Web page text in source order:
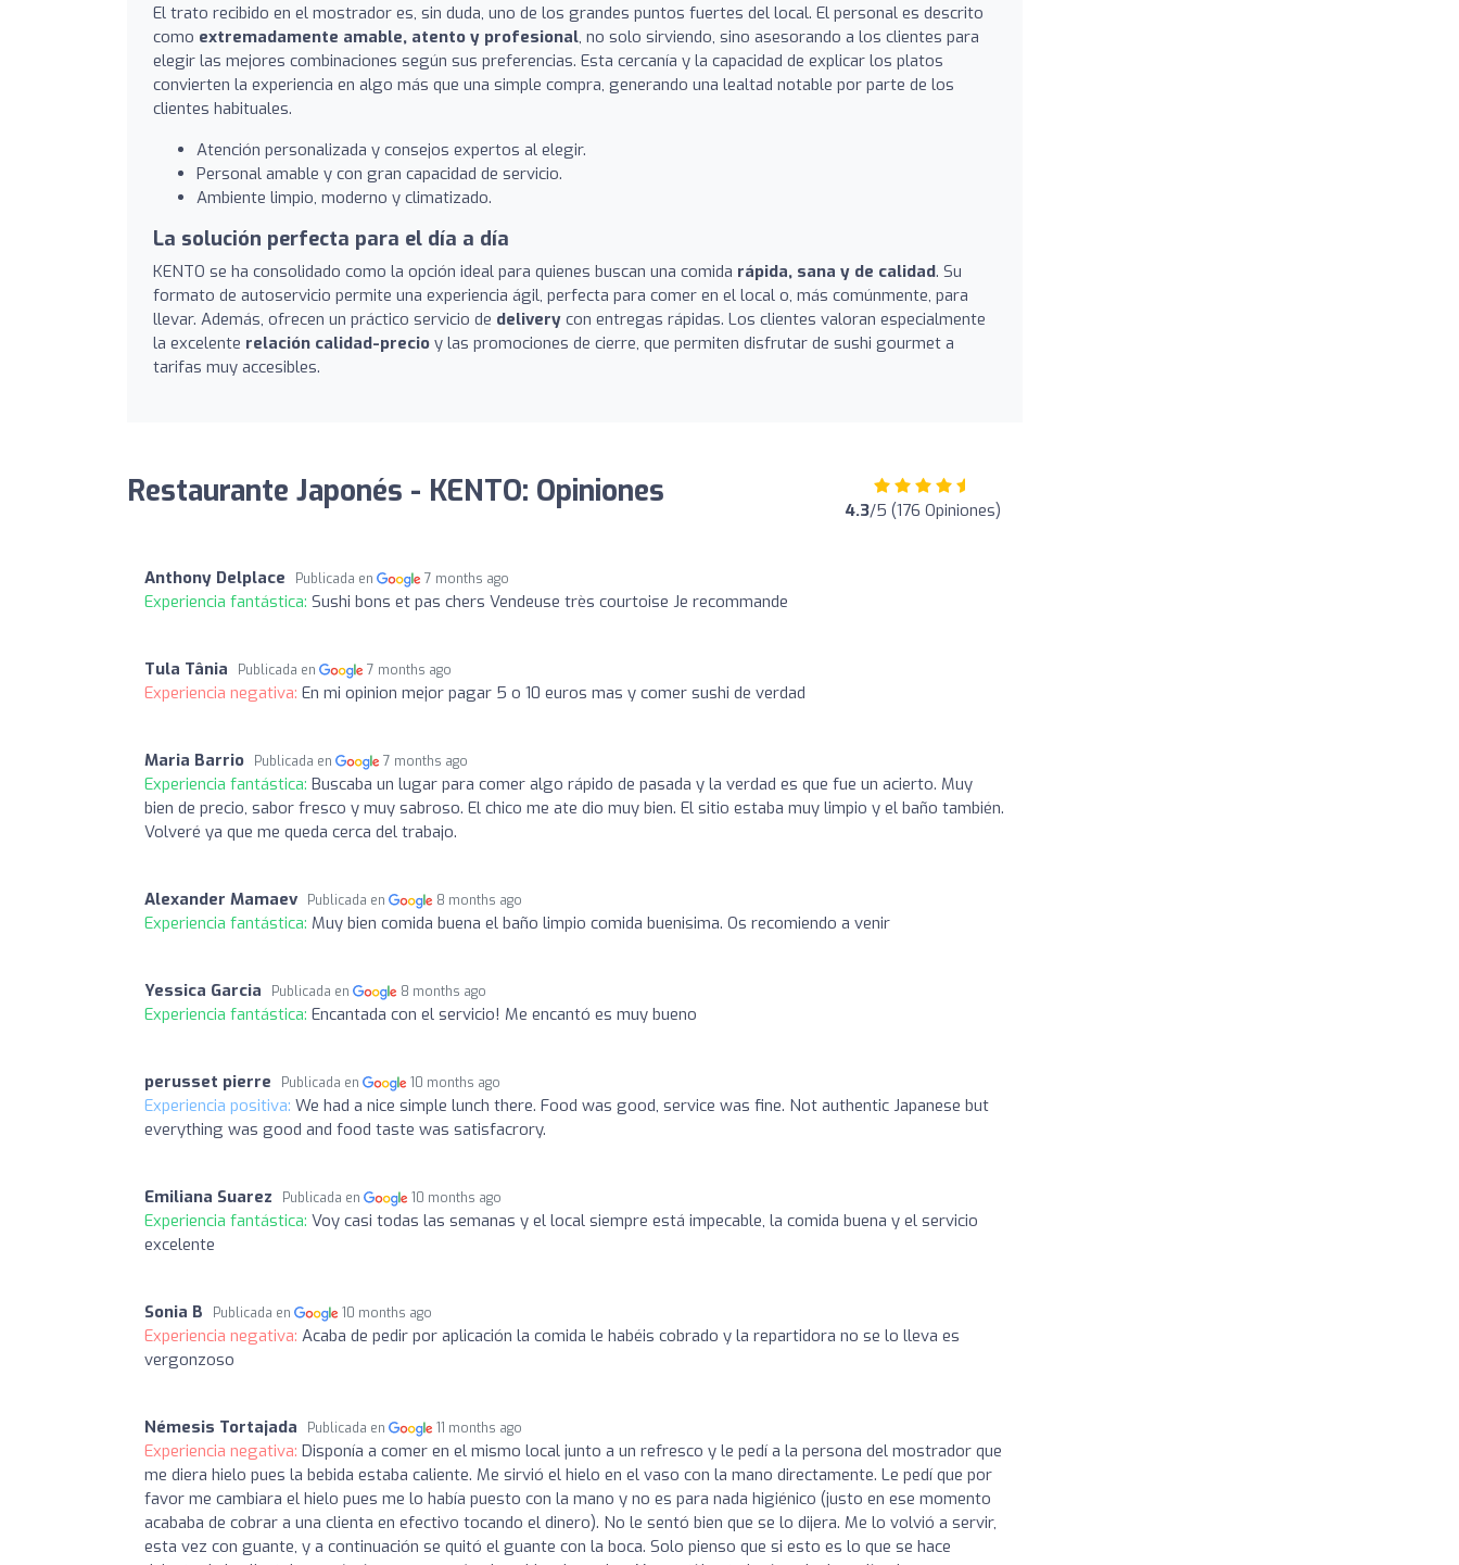
El trato recibido en el mostrador es, sin duda, uno de los grandes puntos fuertes del local. El personal es descrito
como extremadamente amable, atento y profesional, no solo sirviendo, sino asesorando a los clientes para
elegir las mejores combinaciones según sus preferencias. Esta cercanía y la capacidad de explicar los platos
convierten la experiencia en algo más que una simple compra, generando una lealtad notable por parte de los
clientes habituales.
Atención personalizada y consejos expertos al elegir.
Personal amable y con gran capacidad de servicio.
Ambiente limpio, moderno y climatizado.
La solución perfecta para el día a día
KENTO se ha consolidado como la opción ideal para quienes buscan una comida rápida, sana y de calidad. Su
formato de autoservicio permite una experiencia ágil, perfecta para comer en el local o, más comúnmente, para
llevar. Además, ofrecen un práctico servicio de delivery con entregas rápidas. Los clientes valoran especialmente
la excelente relación calidad-precio y las promociones de cierre, que permiten disfrutar de sushi gourmet a
tarifas muy accesibles.
Restaurante Japonés - KENTO: Opiniones 4.3/5 (176 Opiniones)
Anthony Delplace Publicada en 7 months ago
Experiencia fantástica: Sushi bons et pas chers Vendeuse très courtoise Je recommande
Tula Tânia Publicada en 7 months ago
Experiencia negativa: En mi opinion mejor pagar 5 o 10 euros mas y comer sushi de verdad
Maria Barrio Publicada en 7 months ago
Experiencia fantástica: Buscaba un lugar para comer algo rápido de pasada y la verdad es que fue un acierto. Muy
bien de precio, sabor fresco y muy sabroso. El chico me ate dio muy bien. El sitio estaba muy limpio y el baño también.
Volveré ya que me queda cerca del trabajo.
Alexander Mamaev Publicada en 8 months ago
Experiencia fantástica: Muy bien comida buena el baño limpio comida buenisima. Os recomiendo a venir
Yessica Garcia Publicada en 8 months ago
Experiencia fantástica: Encantada con el servicio! Me encantó es muy bueno
perusset pierre Publicada en 10 months ago
Experiencia positiva: We had a nice simple lunch there. Food was good, service was fine. Not authentic Japanese but
everything was good and food taste was satisfacrory.
Emiliana Suarez Publicada en 10 months ago
Experiencia fantástica: Voy casi todas las semanas y el local siempre está impecable, la comida buena y el servicio
excelente
Sonia B Publicada en 10 months ago
Experiencia negativa: Acaba de pedir por aplicación la comida le habéis cobrado y la repartidora no se lo lleva es
vergonzoso
Némesis Tortajada Publicada en 11 months ago
Experiencia negativa: Disponía a comer en el mismo local junto a un refresco y le pedí a la persona del mostrador que
me diera hielo pues la bebida estaba caliente. Me sirvió el hielo en el vaso con la mano directamente. Le pedí que por
favor me cambiara el hielo pues me lo había puesto con la mano y no es para nada higiénico (justo en ese momento
acababa de cobrar a una clienta en efectivo tocando el dinero). No le sentó bien que se lo dijera. Me lo volvió a servir,
esta vez con guante, y a continuación se quitó el guante con la boca. Solo pienso que si esto es lo que se hace